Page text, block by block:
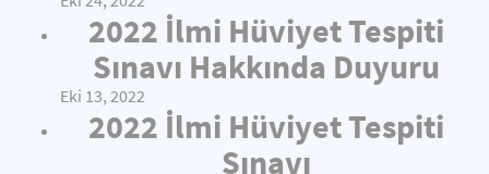
2022 İlmi Hüviyet Tespiti
Sınavı Hakkında Duyuru
Eki 13, 2022
2022 İlmi Hüviyet Tespiti
Sınavı